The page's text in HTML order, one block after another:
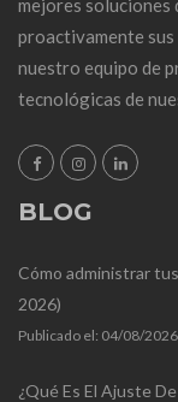
mejores soluciones
proactivamente
nuestro equipo de
tecnológicas de
BLOG
Cómo administrar
2026)
Publicado el: 04/08/2026
¿Qué Es El Ajuste